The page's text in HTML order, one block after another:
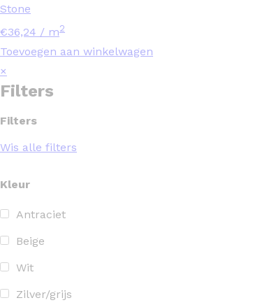
Stone
€36,24 / m2
Toevoegen aan winkelwagen
×
Filters
Filters
Wis alle filters
Kleur
Antraciet
Beige
Wit
Zilver/grijs